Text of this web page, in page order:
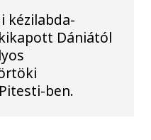
kézilabda-
Dániától
ben.